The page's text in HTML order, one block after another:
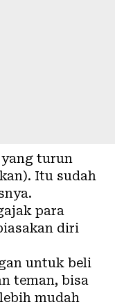
turun
Itu sudah
para
diri
untuk beli
teman, bisa
mudah